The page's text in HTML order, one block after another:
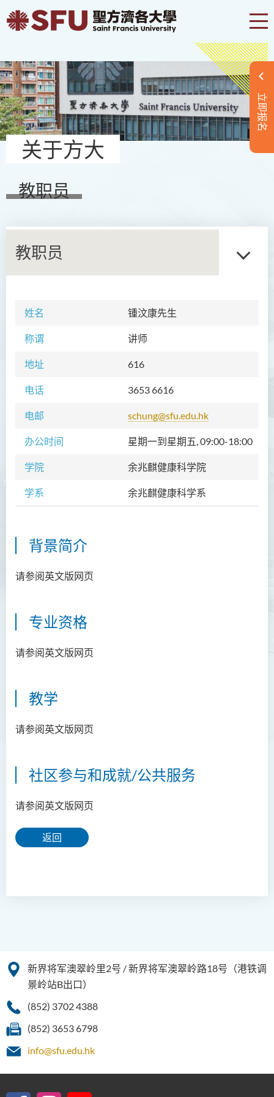
立即报名
关于方大
教职员
教职员
姓名 锺汶康先生
称谓 讲师
地址 616
电话 3653 6616
电邮 schung@sfu.edu.hk
办公时间 星期一到星期五, 09:00-18:00
学院 余兆麒健康科学院
学系 余兆麒健康科学系
背景简介
请参阅英文版网页
专业资格
请参阅英文版网页
教学
请参阅英文版网页
社区参与和成就/公共服务
请参阅英文版网页
返回
学院简介
院长的话
课程概览
教职员
校外顾问团及校外考试委员
学生活动
Community Health Conference
余兆麒医疗研究中心
新界将军澳翠岭里2号 / 新界将军澳翠岭路18号（港铁调
景岭站B出口）
(852) 3702 4388
(852) 3653 6798
info@sfu.edu.hk